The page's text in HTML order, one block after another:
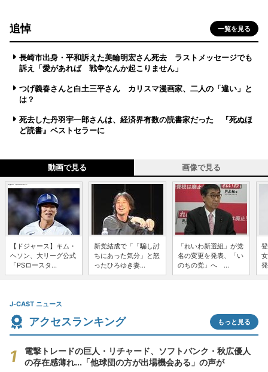
追悼 一覧を見る
長崎市出身・平和訴えた美輪明宏さん死去 ラストメッセージでも
訴え「愛があれば 戦争なんか起こりません」
つげ義春さんと白土三平さん カリスマ漫画家、二人の「違い」と
は？
死去した丹羽宇一郎さんは、経済界有数の読書家だった 『死ぬほ
ど読書』ベストセラーに
動画で見る 画像で見る
【ドジャース】キム・
ヘソン、大リーグ公式
「PSロースタ...
新党結成で「「騙し討
ちにあった気分」と怒
ったひろゆき妻...
「れいわ新選組」が党
名の変更を発表、「い
のちの党」へ ...
J-CAST ニュース
アクセスランキング もっと見る
電撃トレードの巨人・リチャード、ソフトバンク・秋広優人
の存在感薄れ...「他球団の方が出場機会ある」の声が